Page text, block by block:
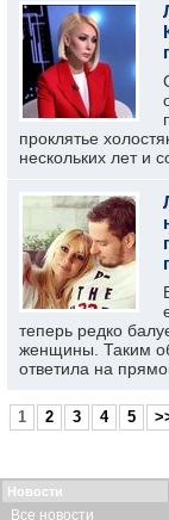
проклятье
нескольких лет и
теперь редко
женщины. Таким
ответила на
1 2 3 4 5
Новости
Все новости